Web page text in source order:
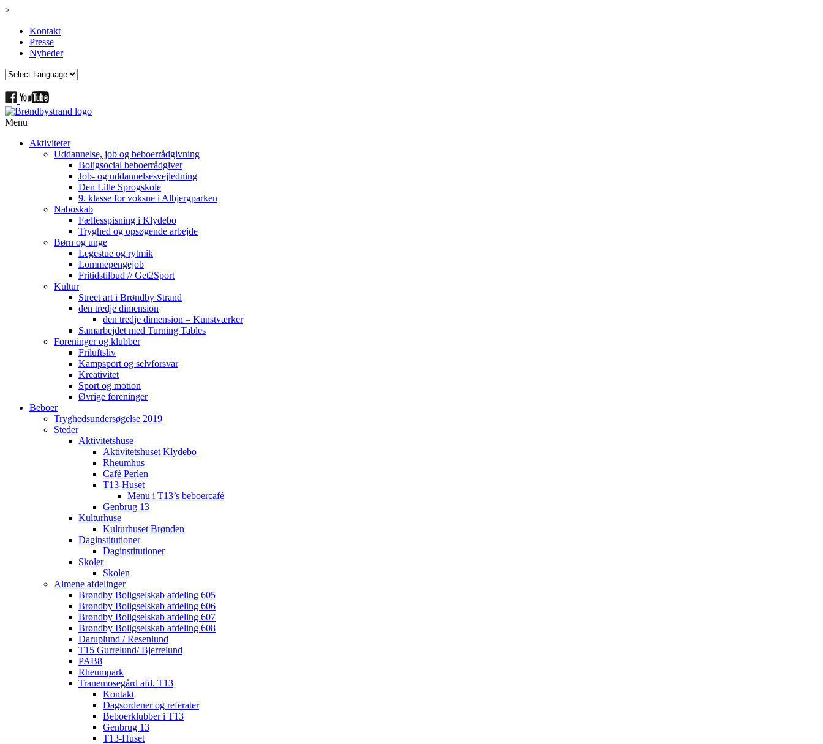
>
Kontakt
Presse
Nyheder
Menu
Aktiviteter
Uddannelse, job og beboerrådgivning
Boligsocial beboerrådgiver
Job- og uddannelsesvejledning
Den Lille Sprogskole
9. klasse for voksne i Albjergparken
Naboskab
Fællesspisning i Klydebo
Tryghed og opsøgende arbejde
Børn og unge
Legestue og rytmik
Lommepengejob
Fritidstilbud // Get2Sport
Kultur
Street art i Brøndby Strand
den tredje dimension
den tredje dimension – Kunstværker
Samarbejdet med Turning Tables
Foreninger og klubber
Friluftsliv
Kampsport og selvforsvar
Kreativitet
Sport og motion
Øvrige foreninger
Beboer
Tryghedsundersøgelse 2019
Steder
Aktivitetshuse
Aktivitetshuset Klydebo
Rheumhus
Café Perlen
T13-Huset
Menu i T13’s beboercafé
Genbrug 13
Kulturhuse
Kulturhuset Brønden
Daginstitutioner
Daginstitutioner
Skoler
Skolen
Almene afdelinger
Brøndby Boligselskab afdeling 605
Brøndby Boligselskab afdeling 606
Brøndby Boligselskab afdeling 607
Brøndby Boligselskab afdeling 608
Daruplund / Resenlund
T15 Gurrelund/ Bjerrelund
PAB8
Rheumpark
Tranemosegård afd. T13
Kontakt
Dagsordener og referater
Beboerklubber i T13
Genbrug 13
T13-Huset